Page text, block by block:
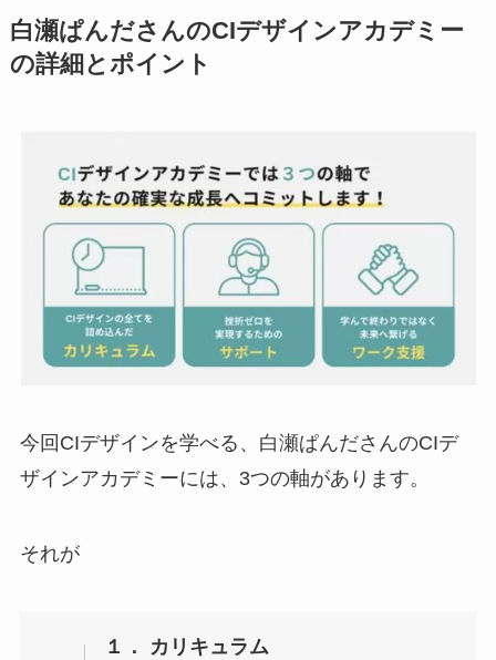
白瀬ぱんださんのCIデザインアカデミー
の詳細とポイント
今回CIデザインを学べる、白瀬ぱんださんのCIデ
ザインアカデミーには、3つの軸があります。
それが
１． カリキュラム